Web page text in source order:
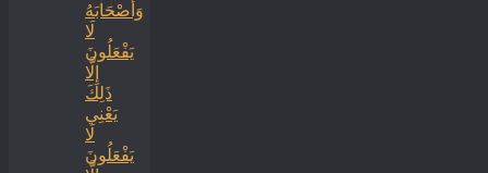
‏وَأَصْحَابَهُ
لَا
يَفْعَلُونَ
إِلَّا
ذَلِكَ
‏‏يَعْنِي
لَا
يَفْعَلُونَ